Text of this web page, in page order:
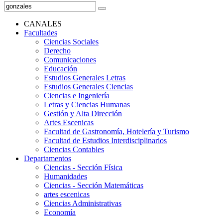
CANALES
Facultades
Ciencias Sociales
Derecho
Comunicaciones
Educación
Estudios Generales Letras
Estudios Generales Ciencias
Ciencias e Ingeniería
Letras y Ciencias Humanas
Gestión y Alta Dirección
Artes Escenicas
Facultad de Gastronomía, Hotelería y Turismo
Facultad de Estudios Interdisciplinarios
Ciencias Contables
Departamentos
Ciencias - Sección Física
Humanidades
Ciencias - Sección Matemáticas
artes escenicas
Ciencias Administrativas
Economía